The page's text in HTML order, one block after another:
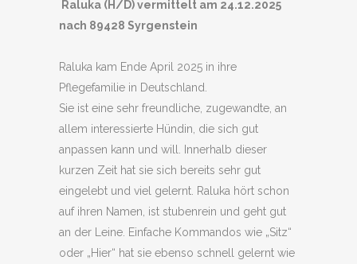
Raluka (H/D) vermittelt am 24.12.2025
nach 89428 Syrgenstein
Raluka kam Ende April 2025 in ihre
Pflegefamilie in Deutschland.
Sie ist eine sehr freundliche, zugewandte, an
allem interessierte Hündin, die sich gut
anpassen kann und will. Innerhalb dieser
kurzen Zeit hat sie sich bereits sehr gut
eingelebt und viel gelernt. Raluka hört schon
auf ihren Namen, ist stubenrein und geht gut
an der Leine. Einfache Kommandos wie „Sitz“
oder „Hier“ hat sie ebenso schnell gelernt wie